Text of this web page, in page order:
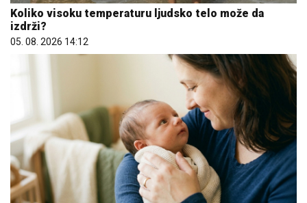
Koliko visoku temperaturu ljudsko telo može da
izdrži?
05. 08. 2026 14:12